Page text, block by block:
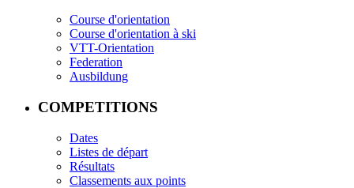
Course d'orientation
Course d'orientation à ski
VTT-Orientation
Federation
Ausbildung
COMPETITIONS
Dates
Listes de départ
Résultats
Classements aux points